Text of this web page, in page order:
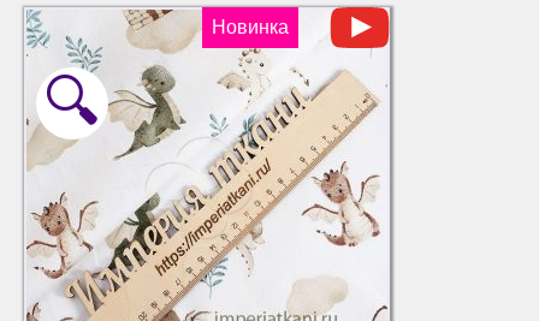
🔍
Новинка